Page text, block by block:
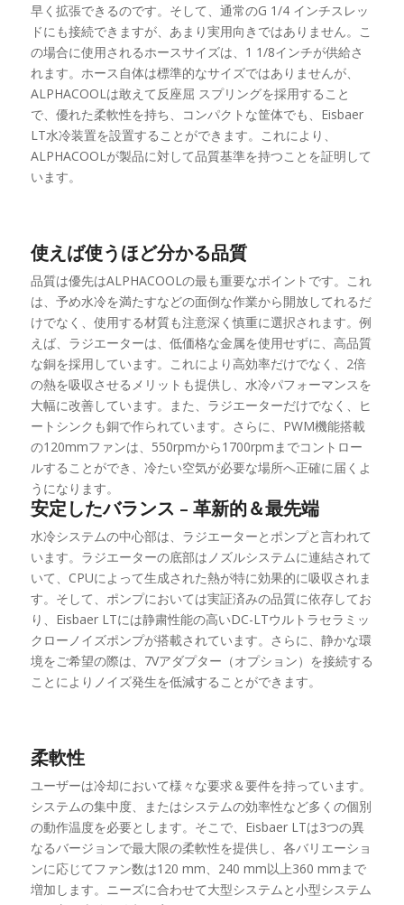
早く拡張できるのです。そして、通常のG 1/4 インチスレッ
ドにも接続できますが、あまり実用向きではありません。こ
の場合に使用されるホースサイズは、1 1/8インチが供給さ
れます。ホース自体は標準的なサイズではありませんが、
ALPHACOOLは敢えて反座屈 スプリングを採用すること
で、優れた柔軟性を持ち、コンパクトな筐体でも、Eisbaer
LT水冷装置を設置することができます。これにより、
ALPHACOOLが製品に対して品質基準を持つことを証明して
います。
使えば使うほど分かる品質
品質は優先はALPHACOOLの最も重要なポイントです。これ
は、予め水冷を満たすなどの面倒な作業から開放してれるだ
けでなく、使用する材質も注意深く慎重に選択されます。例
えば、ラジエーターは、低価格な金属を使用せずに、高品質
な銅を採用しています。これにより高効率だけでなく、2倍
の熱を吸収させるメリットも提供し、水冷パフォーマンスを
大幅に改善しています。また、ラジエーターだけでなく、ヒ
ートシンクも銅で作られています。さらに、PWM機能搭載
の120mmファンは、550rpmから1700rpmまでコントロー
ルすることができ、冷たい空気が必要な場所へ正確に届くよ
うになります。
安定したバランス – 革新的＆最先端
水冷システムの中心部は、ラジエーターとポンプと言われて
います。ラジエーターの底部はノズルシステムに連結されて
いて、CPUによって生成された熱が特に効果的に吸収されま
す。そして、ポンプにおいては実証済みの品質に依存してお
り、Eisbaer LTには静粛性能の高いDC-LTウルトラセラミッ
クローノイズポンプが搭載されています。さらに、静かな環
境をご希望の際は、7Vアダプター（オプション）を接続する
ことによりノイズ発生を低減することができます。
柔軟性
ユーザーは冷却において様々な要求＆要件を持っています。
システムの集中度、またはシステムの効率性など多くの個別
の動作温度を必要とします。そこで、Eisbaer LTは3つの異
なるバージョンで最大限の柔軟性を提供し、各バリエーショ
ンに応じてファン数は120 mm、240 mm以上36​​0 mmまで
増加します。ニーズに合わせて大型システムと小型システム